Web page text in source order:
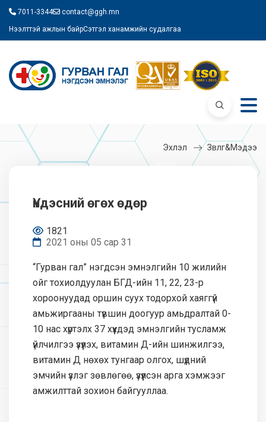
7011-3344 contact@ggh.mn
Нээлттэй ажлын байрСэтгэл ханамжийн судалгаа
Эхлэл Зөвлөгөө&Мэдээ
Үндэсний өгөх өдөр
1821
2021 оны 05 сар 31
“Гурван гал” нэгдсэн эмнэлгийн 10 жилийн
ойг тохиолдуулан БГД-ийн 11, 22, 23-р
хороонуудад оршин суух тодорхой хаяггүй
амьжиргааны түвшин доогуур амьдралтай 0-
10 нас хүртэлх 37 хүүхдэд эмнэлгийн тусламж
үйлчилгээ үзүүлэх, витамин Д-ийн шинжилгээ,
витамин Д нөхөх тунгаар олгох, шүдний
эмчийн үзлэг зөвлөгөө, үзүүлсэн арга хэмжээг
амжилттай зохион байгууллаа.